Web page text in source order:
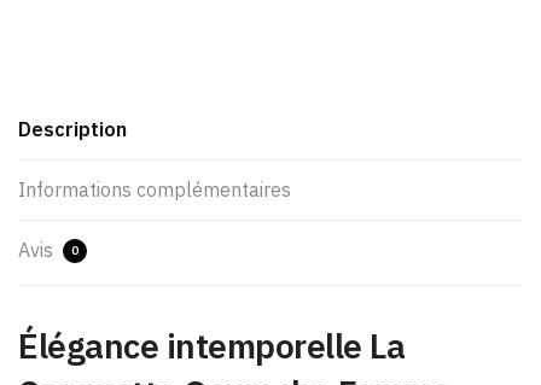
Description
Informations complémentaires
Avis 0
Élégance intemporelle La